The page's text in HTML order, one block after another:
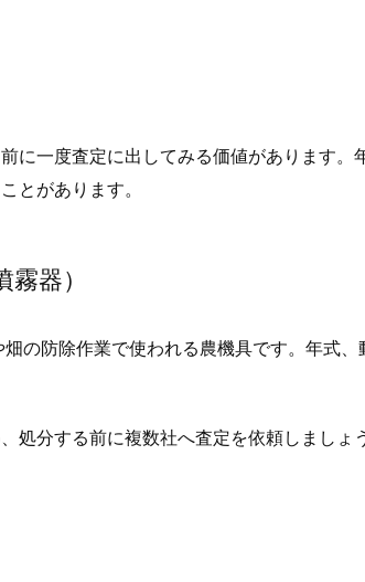
に一度査定に出してみる価値があります
とがあります。
器）
の防除作業で使われる農機具です。年式
処分する前に複数社へ査定を依頼しましょ